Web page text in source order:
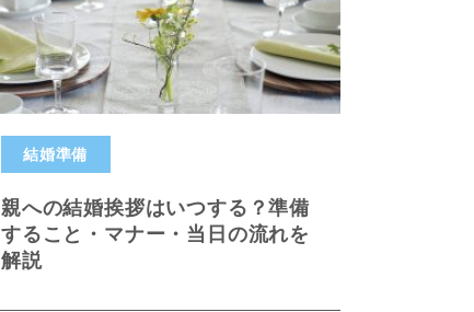
結婚準備
親への結婚挨拶はいつする？準備
すること・マナー・当日の流れを
解説